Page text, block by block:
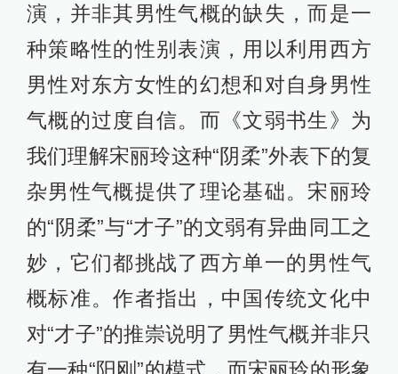
演，并非其男性气概的缺失，而是一
种策略性的性别表演，用以利用西方
男性对东方女性的幻想和对自身男性
气概的过度自信。而《文弱书生》为
我们理解宋丽玲这种“阴柔”外表下的复
杂男性气概提供了理论基础。宋丽玲
的“阴柔”与“才子”的文弱有异曲同工之
妙，它们都挑战了西方单一的男性气
概标准。作者指出，中国传统文化中
对“才子”的推崇说明了男性气概并非只
有一种“阳刚”的模式，而宋丽玲的形象